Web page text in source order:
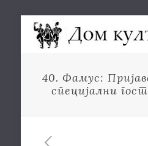
40. Фамус:
специјални